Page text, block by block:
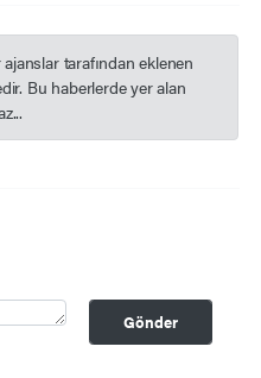
tarafından eklenen
Bu haberlerde yer alan
Gönder